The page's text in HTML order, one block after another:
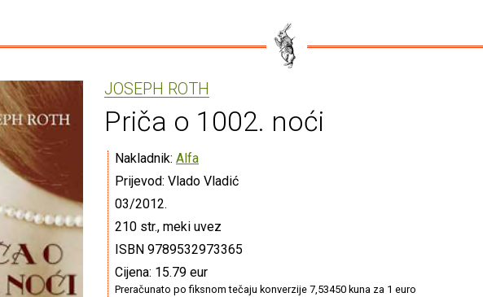
JOSEPH ROTH
Priča o 1002. noći
Nakladnik: Alfa
Prijevod: Vlado Vladić
03/2012.
210 str., meki uvez
ISBN 9789532973365
Cijena: 15.79 eur
Preračunato po fiksnom tečaju konverzije 7,53450 kuna za 1 euro